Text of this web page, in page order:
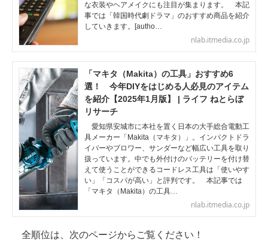
な衣装やヘアメイクにも注目が集まります。 本記
事では「韓国時代劇ドラマ」のおすすめ商品を紹介
していきます。[autho…
nlab.itmedia.co.jp
「マキタ（Makita）の工具」おすすめ6
選！ 今年DIYをはじめる人必見のアイテム
を紹介【2025年1月版】 | ライフ ねとらぼ
リサーチ
愛知県安城市に本社を置く日本の大手総合電動工
具メーカー「Makita（マキタ）」。インパクトドラ
イバーやブロワー、サンダーなど幅広い工具を取り
扱っています。中でも外付けのバッテリーを付け替
えて使うことができるコードレス工具は「使いやす
い」「コスパが高い」と評判です。 本記事では
「マキタ（Makita）の工具…
nlab.itmedia.co.jp
全順位は、次のページからご覧ください！